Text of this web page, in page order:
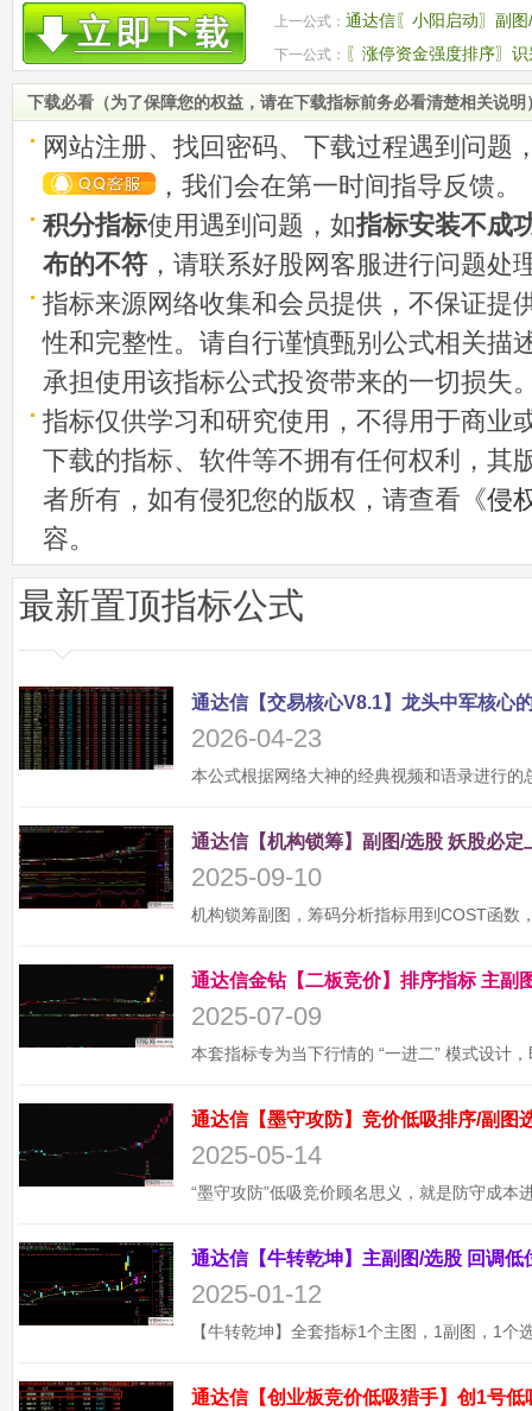
上一公式： 通达信〖小阳启动〗副
下一公式： 〖涨停资金强度排序〗
和资金持续流入的“超级赛道”个股
下载必看（为了保障您的权益，请在下载指标前务必看清楚相关说明
网站注册、找回密码、下载过程遇到问题
，我们会在第一时间指导反馈。
积分指标使用遇到问题，如指标安装不成
布的不符 ，请联系好股网客服进行问题处
指标来源网络收集和会员提供，不保证提
性和完整性。请自行谨慎甄别公式相关描
承担使用该指标公式投资带来的一切损失
指标仅供学习和研究使用，不得用于商业
下载的指标、软件等不拥有任何权利，其
者所有，如有侵犯您的版权，请查看《侵
容。
最新置顶指标公式
2026-04-23
2025-09-10
2025-07-09
2025-05-14
2025-01-12
通达信【创业板竞价低吸猎手】创1号